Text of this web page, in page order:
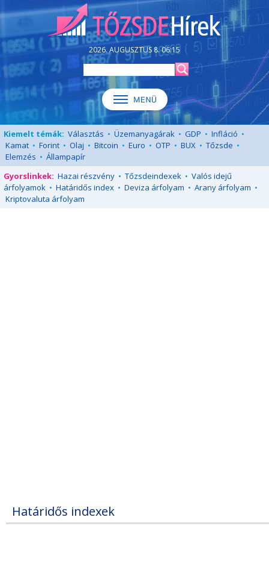
2026. AUGUSZTUS 8. 06:15
Kiemelt témák: Választás • Üzemanyagárak • GDP • Infláció •
Kamat • Forint • Olaj • Bitcoin • Euro • OTP • BUX • Tőzsde •
Elemzés • Állampapír
Gyorslinkek: Hazai részvény • Tőzsdeindexek • Valós idejű
árfolyamok • Határidős index • Deviza árfolyam • Arany árfolyam •
Kriptovaluta árfolyam
Határidős indexek